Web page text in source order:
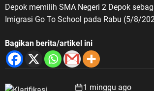
Depok memilih SMA Negeri 2 Depok
Imigrasi Go To School pada Rabu (5/8/
Bagikan berita/artikel ini
1 minggu ago